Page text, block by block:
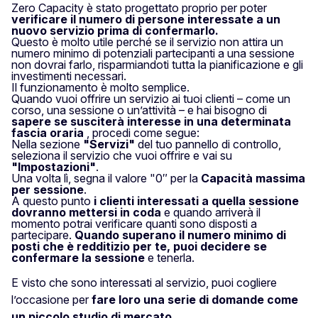
Zero Capacity è stato progettato proprio per poter
verificare il numero di persone interessate a un
nuovo servizio prima di confermarlo.
Questo è molto utile perché se il servizio non attira un
numero minimo di potenziali partecipanti a una sessione
non dovrai farlo, risparmiandoti tutta la pianificazione e gli
investimenti necessari.
Il funzionamento è molto semplice.
Quando vuoi offrire un servizio ai tuoi clienti – come un
corso, una sessione o un’attività – e hai bisogno di
sapere se susciterà interesse in una determinata
fascia oraria , procedi come segue:
Nella sezione "Servizi" del tuo pannello di controllo,
seleziona il servizio che vuoi offrire e vai su
"Impostazioni".
Una volta lì, segna il valore "0″ per la Capacità massima
per sessione.
A questo punto i clienti interessati a quella sessione
dovranno mettersi in coda e quando arriverà il
momento potrai verificare quanti sono disposti a
partecipare. Quando superano il numero minimo di
posti che è redditizio per te, puoi decidere se
confermare la sessione e tenerla.
E visto che sono interessati al servizio, puoi cogliere
l’occasione perfare loro una serie di domande come